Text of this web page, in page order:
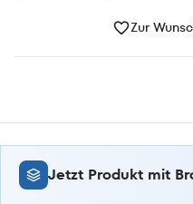
Zur
Jetzt Produkt mit